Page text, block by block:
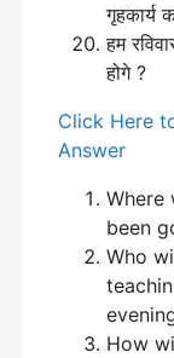
गृहकार्य
हम
होगे ?
Click Here
Answer
Where
been
Who
How